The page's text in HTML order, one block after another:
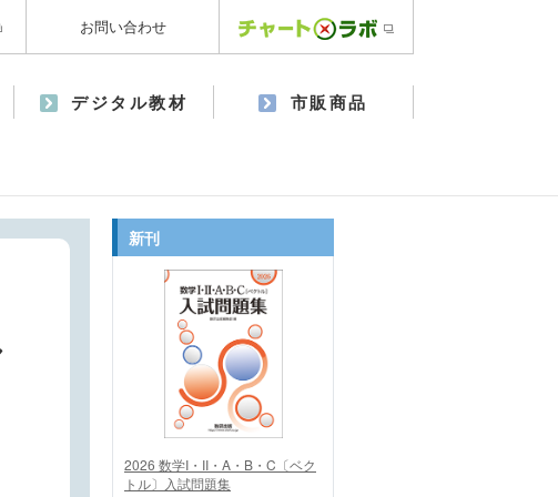
お問い合わせ
デジタル教材 市販商品
新刊
2026 数学I・II・A・B・C〔ベク
トル〕入試問題集